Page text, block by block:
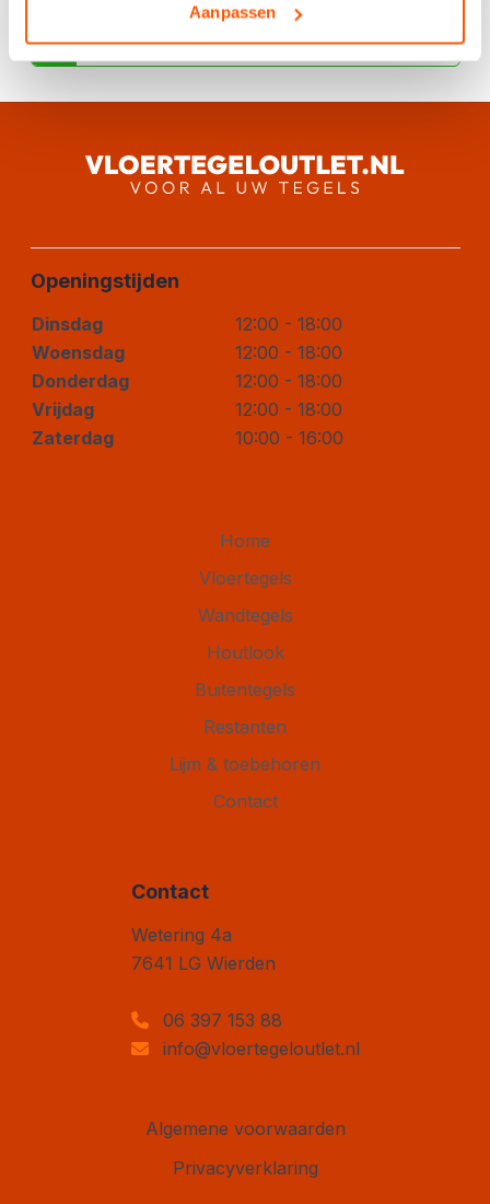
Aanpassen
Heeft u spoed of speciale wensen app
ons dan voor direct contact.
Openingstijden
Dinsdag
12:00 - 18:00
Woensdag
12:00 - 18:00
Donderdag
12:00 - 18:00
Vrijdag
12:00 - 18:00
Zaterdag
10:00 - 16:00
Home
Vloertegels
Wandtegels
Houtlook
Buitentegels
Restanten
Lijm & toebehoren
Contact
Contact
Vloertegel Outlet
Wetering 4a
7641 LG Wierden
06 397 153 88
info@vloertegeloutlet.nl
Algemene voorwaarden
Privacyverklaring